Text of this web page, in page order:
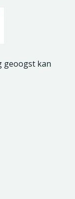
geoogst kan